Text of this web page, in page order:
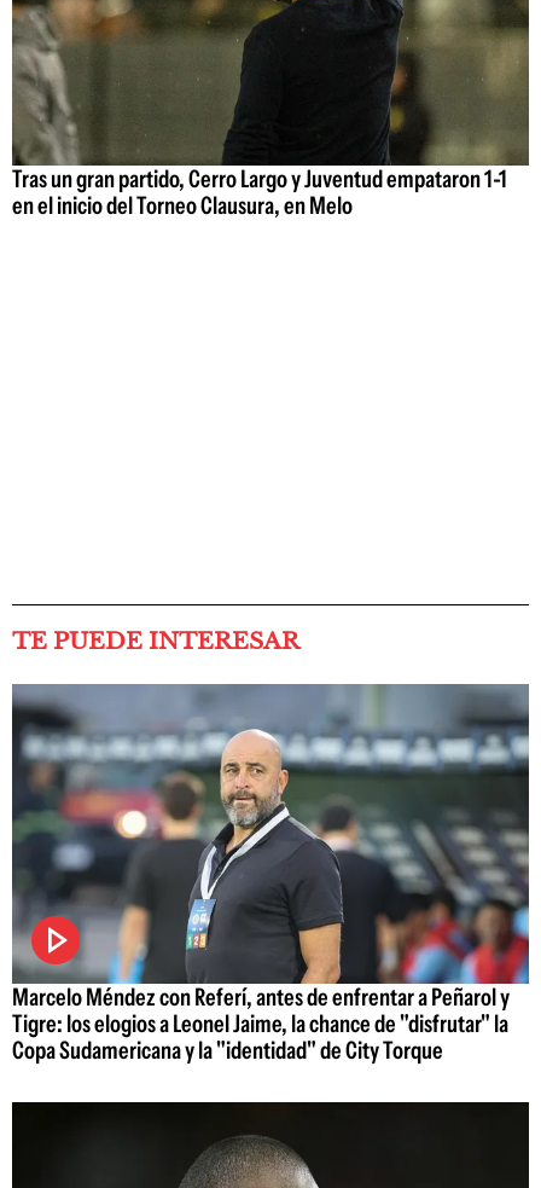
Tras un gran partido, Cerro Largo y Juventud empataron 1-1
en el inicio del Torneo Clausura, en Melo
TE PUEDE INTERESAR
Marcelo Méndez con Referí, antes de enfrentar a Peñarol y
Tigre: los elogios a Leonel Jaime, la chance de "disfrutar" la
Copa Sudamericana y la "identidad" de City Torque